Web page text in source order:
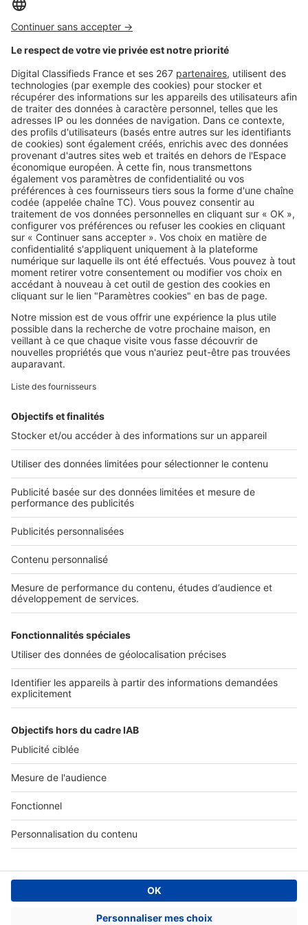
Image
À seulement 16 km de Paris, cette
commune affiche une rentabilité
locative qui dépasse 8 %
Image
Villes
L’immobilier à Saint-Nazaire porté
par un cadre de vie de plus en
plus recherché
SeLoger c'est aussi
Retrouvez-nous sur ...
L'ENTREPRISE
Nous contacter
Nous recrutons
NOS APPLICATIONS
Découvrez nos applications
Tous nos services pro
Accès client
À DÉCOUVRIR
Annuaire des professionnels
Tout l'immobilier
Toutes les villes
Tous les départements
Toutes les régions
SeLoger © 1992 - 2023
Annonces Immobilières
Paramétrer mes cookies
Conditions Générales d'Utilisation